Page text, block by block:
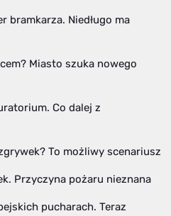
bramkarza. Niedługo ma
Miasto szuka nowego
Co dalej z
To możliwy scenariusz
Przyczyna pożaru nieznana
pucharach. Teraz